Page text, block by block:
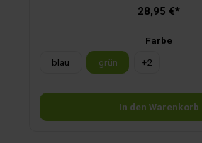
28,95 €*
Farbe
blau
grün +2
In den Warenkorb